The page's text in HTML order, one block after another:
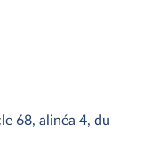
68, alinéa 4, du